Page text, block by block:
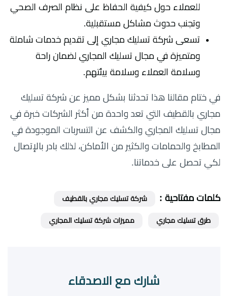
للعملاء حول كيفية الحفاظ على نظام الصرف الصحي
وتجنب حدوث مشاكل مستقبلية.
تسعى شركة تسليك مجاري إلى تقديم خدمات شاملة
ومتميزة في مجال تسليك المجاري لضمان راحة
وسلامة العملاء وسلامة بيئتهم.
في ختام مقالنا هذا تحدثنا بشكل مميز عن شركة تسليك
مجاري بالقطيف التي تعد واحدة من أكثر الشركات خبرة في
مجال تسليك المجاري والكشف عن التسربات الموجودة في
المطابخ والحمامات والكثير من الأماكن، لذلك بادر بالإتصال
لكي تحصل على خدماتنا.
كلمات مفتاحية : شركة تسليك مجاري بالقطيف
طرق تسليك مجاري مميزات شركة تسليك المجاري
شارك مع الاصدقاء